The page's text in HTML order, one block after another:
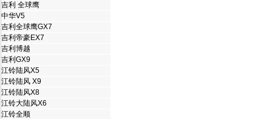
吉利 全球鹰
中华V5
吉利全球鹰GX7
吉利帝豪EX7
吉利博越
吉利GX9
江铃陆风X5
江铃陆风 X9
江铃陆风X8
江铃大陆风X6
江铃全顺